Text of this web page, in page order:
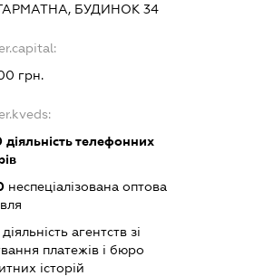
БУДИНОК 34
грн.
діяльність телефонних
неспеціалізована оптова
діяльність агентств зі
платежів і бюро
історій